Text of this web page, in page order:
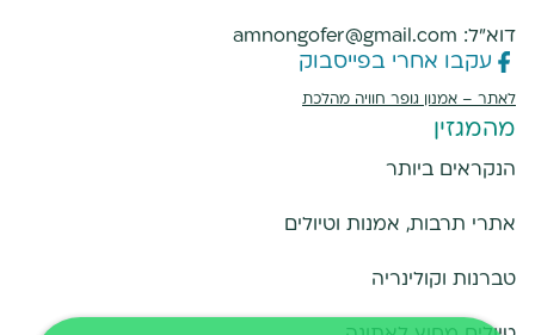
דוא"ל: amnongofer@gmail.com
עקבו אחרי בפייסבוק
לאתר – אמנון גופר חוויה מהלכת
מהמגזין
הנקראים ביותר
אתרי תרבות, אמנות וטיולים
טברנות וקולינריה